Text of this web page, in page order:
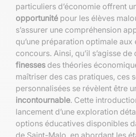
particuliers d’économie offrent
opportunité pour les élèves
s’assurer une compréhension
qu’une préparation optimale aux
concours. Ainsi, qu’il s’agisse
finesses des théories
maîtriser des cas pratiques, ces
personnalisées se révèlent être
incontournable. Cette
lancement d’une exploration
options éducatives disponibles
de Saint-Malo, en abordant les